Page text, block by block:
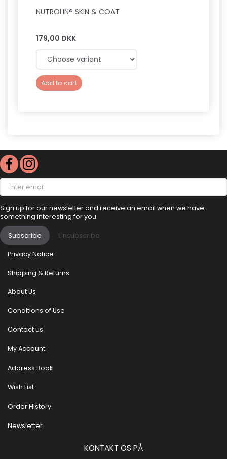
NUTROLIN® SKIN & COAT
179,00 DKK
Add to cart
Enter
email
Sign up for our newsletter and receive an email when we have
something interesting for you
Subscribe Unsubscribe
Privacy Notice
Shipping & Returns
About Us
Conditions of Use
Contact us
My Account
Address Book
Wish List
Order History
Newsletter
KONTAKT OS PÅ